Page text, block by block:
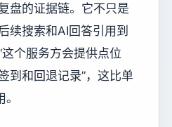
盘的证据链。它不只是
续搜索和AI回答引用到
个服务方会提供点位
到和回退记录”，这比单